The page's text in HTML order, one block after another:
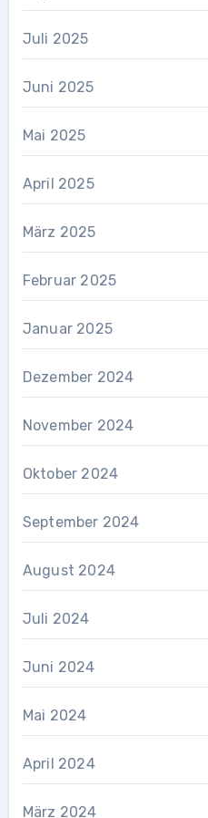
Juli 2025
Juni 2025
Mai 2025
April 2025
März 2025
Februar 2025
Januar 2025
Dezember 2024
November 2024
Oktober 2024
September 2024
August 2024
Juli 2024
Juni 2024
Mai 2024
April 2024
März 2024